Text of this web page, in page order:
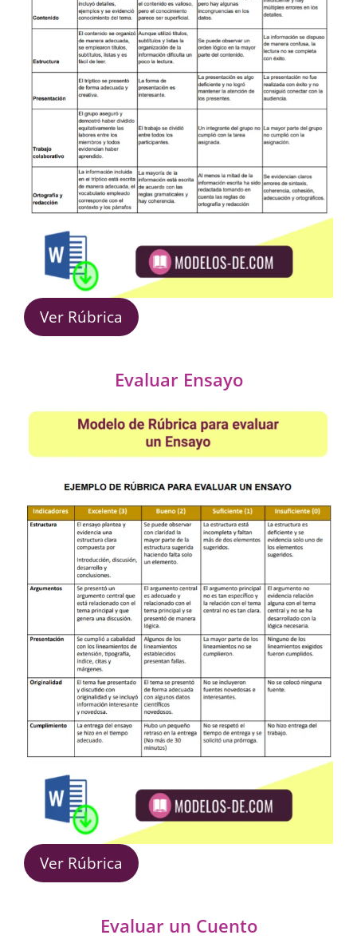
Ver Rúbrica
Evaluar Ensayo
Ver Rúbrica
Evaluar un Cuento